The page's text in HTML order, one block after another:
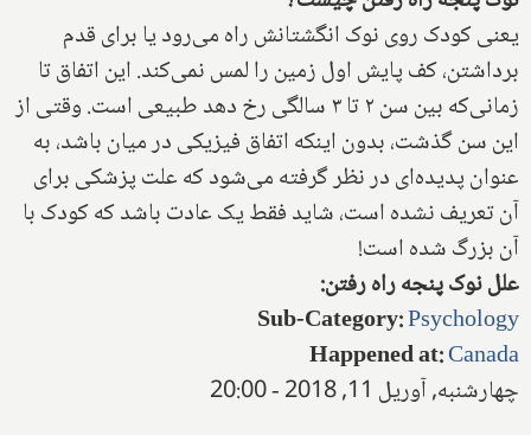
یعنی کودک روی نوک انگشتانش راه می‌رود یا برای قدم
برداشتن، کف پایش اول زمین را لمس نمی‌کند. این اتفاق تا
زمانی‌که بین سن ۲ تا ۳ سالگی رخ دهد طبیعی است.‌ وقتی از
این سن گذشت، بدون اینکه اتفاق فیزیکی در میان باشد، به
عنوان پدیده‌ای در نظر گرفته می‌شود که علت پزشکی برای
آن تعریف نشده است، شاید فقط یک عادت باشد که کودک با
آن بزرگ شده است!
علل نوک پنجه راه رفتن:
Sub-Category:Psychology
Happened at:Canada
چهارشنبه, آوریل 11, 2018 - 20:00